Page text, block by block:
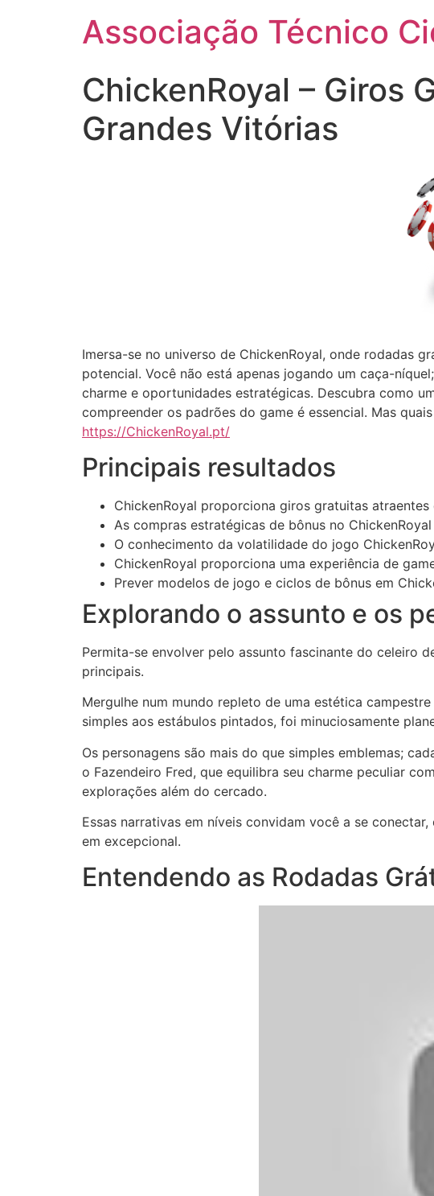
Associação Técnico
ChickenRoyal – Giros
Grandes Vitórias
Imersa-se no universo de ChickenRoyal, onde rodadas
potencial. Você não está apenas jogando um caça-
charme e oportunidades estratégicas. Descubra como
compreender os padrões do game é essencial. Mas
https://ChickenRoyal.pt/
Principais resultados
ChickenRoyal proporciona giros gratuitas
As compras estratégicas de bônus no
O conhecimento da volatilidade do jogo
ChickenRoyal proporciona uma experiência de
Prever modelos de jogo e ciclos de bônus em
Explorando o assunto e os
Permita-se envolver pelo assunto fascinante do celeiro
principais.
Mergulhe num mundo repleto de uma estética
simples aos estábulos pintados, foi minuciosamente
Os personagens são mais do que simples emblemas;
o Fazendeiro Fred, que equilibra seu charme peculiar
explorações além do cercado.
Essas narrativas em níveis convidam você a se
em excepcional.
Entendendo as Rodadas